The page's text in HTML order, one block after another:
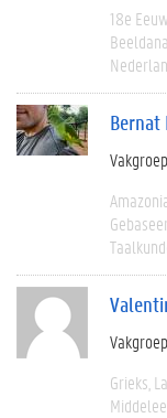
18e Eeuw
Bernat
Grieks